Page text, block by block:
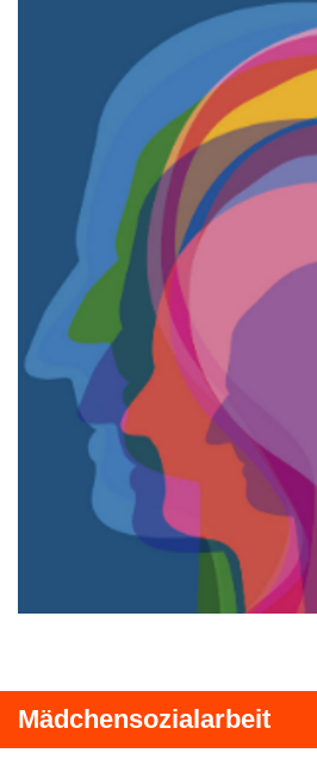
Mädchensozialarbeit